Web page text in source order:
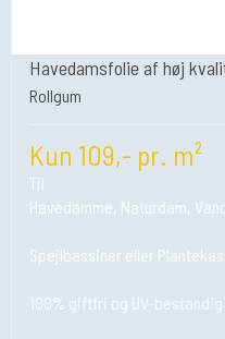
Havedamsfolie af høj
Rollgum
Kun 109,- pr. m²
Til
Havedamme, Naturdam,
Spejlbassiner eller
100% giftfri og UV-bestandig